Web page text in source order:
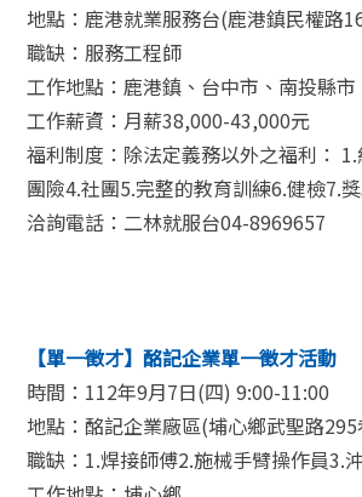
地點：鹿港就業服務台(鹿港鎮民權路
職缺：服務工程師
工作地點：鹿港鎮、台中市、南投縣市
工作薪資：月薪38,000-43,000元
福利制度：除法定義務以外之福利：
團險4.社團5.完整的教育訓練6.健檢7.
洽詢電話：二林就服台04-8969657
【單一徵才】酩記企業單一徵才活動
時間：112年9月7日(四) 9:00-11:00
地點：酩記企業廠區(埔心鄉武聖路
職缺：1.焊接師傅2.施械手臂操作員3.